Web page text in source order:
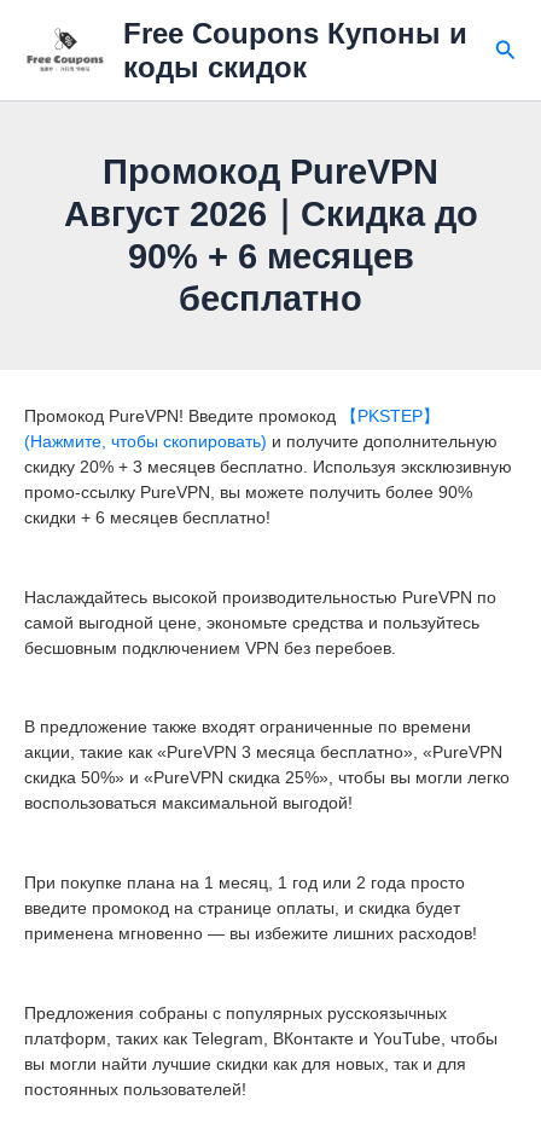
содержимому
Free Coupons Купоны и
коды скидок
Промокод PureVPN
Август 2026｜Скидка до
90% + 6 месяцев
бесплатно
Промокод PureVPN! Введите промокод
【PKSTEP】
(Нажмите, чтобы скопировать) и получите дополнительную
скидку 20% + 3 месяцев бесплатно. Используя эксклюзивную
промо-ссылку PureVPN, вы можете получить более 90%
скидки + 6 месяцев бесплатно!
Наслаждайтесь высокой производительностью PureVPN по
самой выгодной цене, экономьте средства и пользуйтесь
бесшовным подключением VPN без перебоев.
В предложение также входят ограниченные по времени
акции, такие как «PureVPN 3 месяца бесплатно», «PureVPN
скидка 50%» и «PureVPN скидка 25%», чтобы вы могли легко
воспользоваться максимальной выгодой!
При покупке плана на 1 месяц, 1 год или 2 года просто
введите промокод на странице оплаты, и скидка будет
применена мгновенно — вы избежите лишних расходов!
Предложения собраны с популярных русскоязычных
платформ, таких как Telegram, ВКонтакте и YouTube, чтобы
вы могли найти лучшие скидки как для новых, так и для
постоянных пользователей!